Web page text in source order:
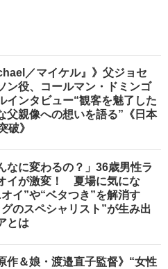
／マイケル』》父ジョセ
ン役、コールマン・ドミンゴ
インタビュー“観客を魅了した
父親像への想いを語る”《日本
破》
なに変わるの？」36歳男性ラ
イが激変！ 夏場に気にな
イ”や“ベタつき”を解消す
のスペシャリスト”が生み出
とは
作＆娘・渡邉直子監督》“女性